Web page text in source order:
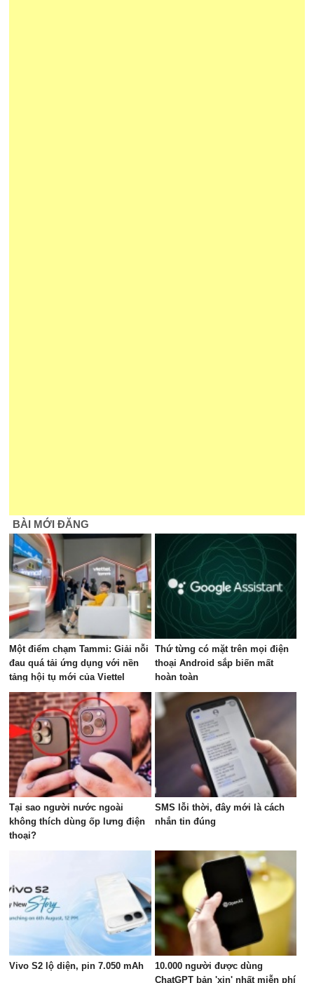
BÀI MỚI ĐĂNG
Một điểm chạm Tammi: Giải nỗi
đau quá tải ứng dụng với nền
tảng hội tụ mới của Viettel
Thứ từng có mặt trên mọi điện
thoại Android sắp biến mất
hoàn toàn
Tại sao người nước ngoài
không thích dùng ốp lưng điện
thoại?
SMS lỗi thời, đây mới là cách
nhắn tin đúng
Vivo S2 lộ diện, pin 7.050 mAh
10.000 người được dùng
ChatGPT bản 'xịn' nhất miễn phí